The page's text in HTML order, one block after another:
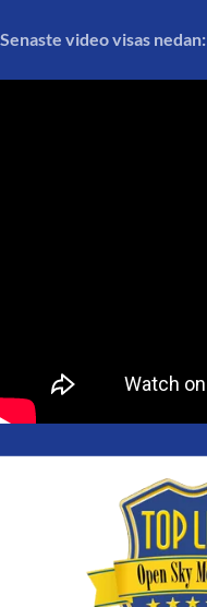
Senaste video visas nedan: